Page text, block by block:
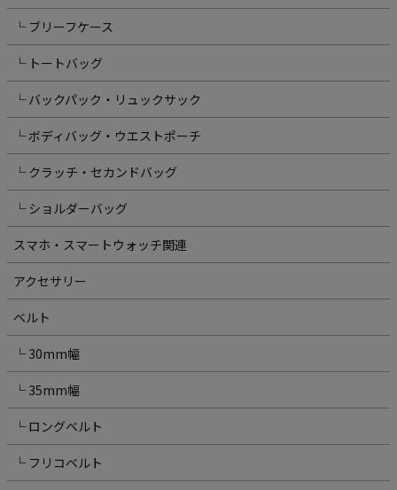
└ ブリーフケース
└ トートバッグ
└ バックパック・リュックサック
└ ボディバッグ・ウエストポーチ
└ クラッチ・セカンドバッグ
└ ショルダーバッグ
スマホ・スマートウォッチ関連
アクセサリー
ベルト
└ 30mm幅
└ 35mm幅
└ ロングベルト
└ フリコベルト